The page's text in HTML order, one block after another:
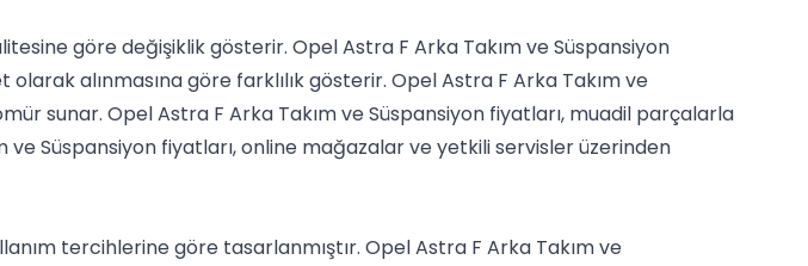
göre değişiklik gösterir. Opel Astra F Arka Takım ve Süspansiyon
alınmasına göre farklılık gösterir. Opel Astra F Arka Takım ve
sunar. Opel Astra F Arka Takım ve Süspansiyon fiyatları, muadil parçalarla
ve Süspansiyon fiyatları, online mağazalar ve yetkili servisler üzerinden
tercihlerine göre tasarlanmıştır. Opel Astra F Arka Takım ve